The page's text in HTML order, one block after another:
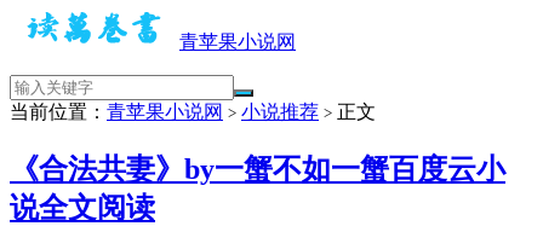
青苹果小说网
当前位置： 青苹果小说网 > 小说推荐 > 正文
《合法共妻》by一蟹不如一蟹百度云小
说全文阅读